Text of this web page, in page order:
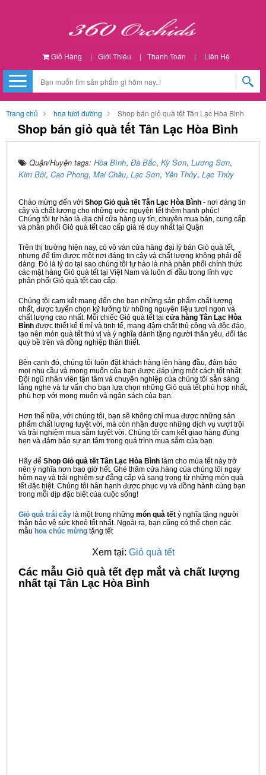
Giỏ Hàng | Giới Thiệu | Thanh Toán | Liên Hệ
Trang chủ hoa tươi đường Shop bán giỏ quà tết Tân Lạc Hòa Bình
Shop bán giỏ quà tết Tân Lạc Hòa Bình
Quận/Huyện tags: Hòa Bình, Đà Bắc, Kỳ Sơn, Lương Sơn,
Kim Bôi, Cao Phong, Mai Châu, Lạc Sơn, Yên Thủy, Lạc Thủy
Chào mừng đến với Shop Giỏ quà tết Tân Lạc Hòa Bình - nơi đáng tin
cậy và chất lượng cho những ước nguyện tết thêm hạnh phúc!
Chúng tôi tự hào là địa chỉ cửa hàng uy tín, chuyên mua bán, cung cấp
và phân phối Giỏ quà tết cao cấp giá rẻ duy nhất tại Quận
Trên thị trường hiện nay, có vô vàn cửa hàng đại lý bán Giỏ quà tết,
nhưng để tìm được một nơi đáng tin cậy và chất lượng không phải dễ
dàng. Đó là lý do tại sao chúng tôi tự hào là nhà phân phối chính thức
các mặt hàng Giỏ quà tết tại Việt Nam và luôn đi đầu trong lĩnh vực
phân phối Giỏ quà tết cao cấp.
Chúng tôi cam kết mang đến cho bạn những sản phẩm chất lượng
nhất, được tuyển chọn kỹ lưỡng từ những nguyên liệu tươi ngon và
chất lượng cao nhất. Mỗi chiếc Giỏ quà tết tại cửa hàng Tân Lạc Hòa
Bình được thiết kế tỉ mỉ và tinh tế, mang đậm chất thủ công và độc đáo,
tạo nên món quà tết thú vị và ý nghĩa dành tặng người thân yêu, đối tác
quý bề trên và đồng nghiệp thân thiết.
Bên cạnh đó, chúng tôi luôn đặt khách hàng lên hàng đầu, đảm bảo
mọi nhu cầu và mong muốn của bạn được đáp ứng một cách tốt nhất.
Đội ngũ nhân viên tận tâm và chuyên nghiệp của chúng tôi sẵn sàng
lắng nghe và tư vấn cho bạn lựa chọn những Giỏ quà tết phù hợp nhất,
phù hợp với mong muốn và ngân sách của bạn.
Hơn thế nữa, với chúng tôi, bạn sẽ không chỉ mua được những sản
phẩm chất lượng tuyệt vời, mà còn nhận được những dịch vụ vượt trội
và trải nghiệm mua sắm tuyệt vời. Chúng tôi cam kết giao hàng đúng
hẹn và đảm bảo sự an tâm trong quá trình mua sắm của bạn.
Hãy để Shop Giỏ quà tết Tân Lạc Hòa Bình làm cho mùa tết này trở
nên ý nghĩa hơn bao giờ hết. Ghé thăm cửa hàng của chúng tôi ngay
hôm nay và trải nghiệm sự đẳng cấp và sang trọng từ những món quà
tết đặc biệt. Chúng tôi hân hạnh được phục vụ và đồng hành cùng bạn
trong mỗi dịp đặc biệt của cuộc sống!
Giỏ quà trái cây là một trong những món quà tết ý nghĩa tặng người
thân bảo vệ sức khoẻ tốt nhất. Ngoài ra, bạn cũng có thể chọn các
mẫu hoa chúc mừng tặng tết
Xem tại: Giỏ quà tết
Các mẫu Giỏ quà tết đẹp mắt và chất lượng
nhất tại Tân Lạc Hòa Bình